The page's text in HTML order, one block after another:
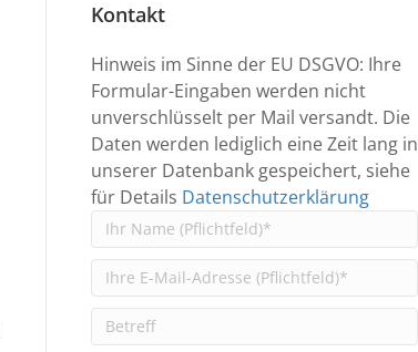
Kontakt
Hinweis im Sinne der EU DSGVO: Ihre
Formular-Eingaben werden nicht
unverschlüsselt per Mail versandt. Die
Daten werden lediglich eine Zeit lang in
unserer Datenbank gespeichert, siehe
für Details Datenschutzerklärung